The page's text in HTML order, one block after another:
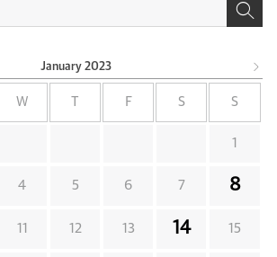
January 2023
W F S S
1
4 5 6 7 8
11 12 13 14 15